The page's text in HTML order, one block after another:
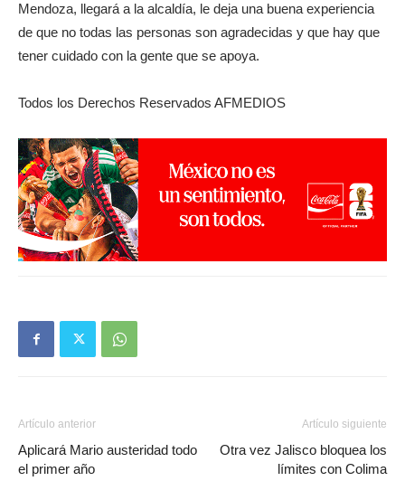
Mendoza, llegará a la alcaldía, le deja una buena experiencia
de que no todas las personas son agradecidas y que hay que
tener cuidado con la gente que se apoya.
Todos los Derechos Reservados AFMEDIOS
Artículo anterior
Aplicará Mario austeridad todo
el primer año
Artículo siguiente
Otra vez Jalisco bloquea los
límites con Colima